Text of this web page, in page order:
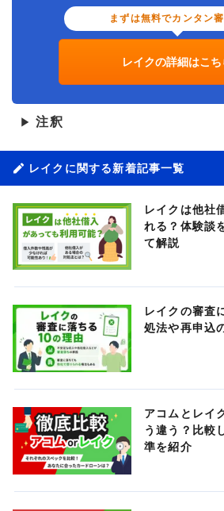
まずは無料でカンタン審
レイクの詳細はこち
▶ 注釈
レイクに関する新着記事一覧
レイクは他社
れる？体験談
て解説
レイクの審査
処法や再申込
アコムとレイ
う違う？比較
準を紹介